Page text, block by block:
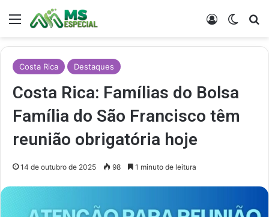
Menu Entrar
Costa Rica Destaques
Costa Rica: Famílias do Bolsa
Família do São Francisco têm
reunião obrigatória hoje
14 de outubro de 2025 98 1 minuto de leitura